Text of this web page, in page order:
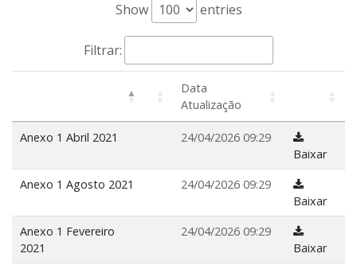
Show entries
Filtrar:
Data
Atualização
Anexo 1 Abril 2021
24/04/2026 09:29
Baixar
Anexo 1 Agosto 2021
24/04/2026 09:29
Baixar
Anexo 1 Fevereiro
2021
24/04/2026 09:29
Baixar